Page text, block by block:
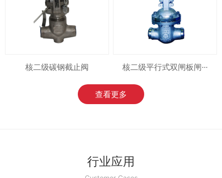
核二级碳钢截止阀 核二级平行式双闸板闸···
查看更多
行业应用